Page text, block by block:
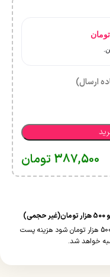
تومان
ارسال)
387,500 تومان
چنانچه جمع سبد خرید شما بالای 2 میلیون و 500 هزار تومان شود هزینه پست
خواهد شد.